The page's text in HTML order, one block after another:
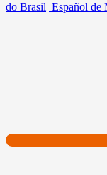
do Brasil Español de